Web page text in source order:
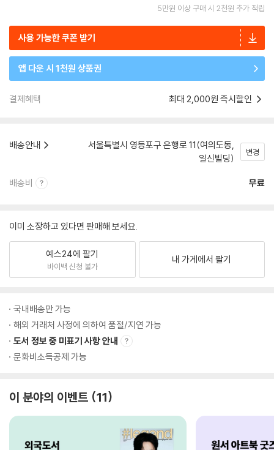
5만원 이상 구매 시 2천원 추가 적립
사용 가능한 쿠폰 받기
앱 다운 시 1천원 상품권
결제혜택 최대 2,000원 즉시할인
배송안내
서울특별시 영등포구 은행로 11(여의도동,
일신빌딩)
변경
배송비 무료
이미 소장하고 있다면 판매해 보세요.
예스24에 팔기
바이백 신청 불가
내 가게에서 팔기
국내배송만 가능
해외 거래처 사정에 의하여 품절/지연 가능
도서 정보 중 미표기 사항 안내
문화비소득공제 가능
이 분야의 이벤트 11